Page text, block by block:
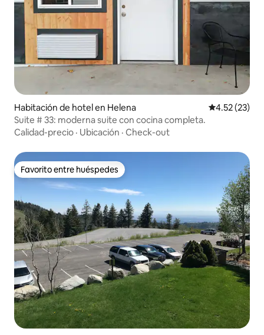
Habitación de hotel en Helena Calificación
4.52 (23)
Suite # 33: moderna suite con cocina completa.
Calidad-precio · Ubicación · Check-out
Favorito entre huéspedes
Favorito entre huéspedes